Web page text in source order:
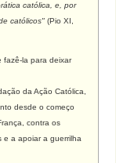
católica, e, por
católicos" (Pio XI,
la para deixar
da Ação Católica,
desde o começo
contra os
e a apoiar a guerrilha